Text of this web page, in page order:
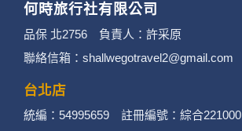
何時旅行社有限公司
品保 北2756 負責人：許采原
聯絡信箱：shallwegotravel2@gmail.com
台北店
統編：54995659 註冊編號：綜合221000